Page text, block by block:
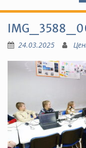
24.03.2025